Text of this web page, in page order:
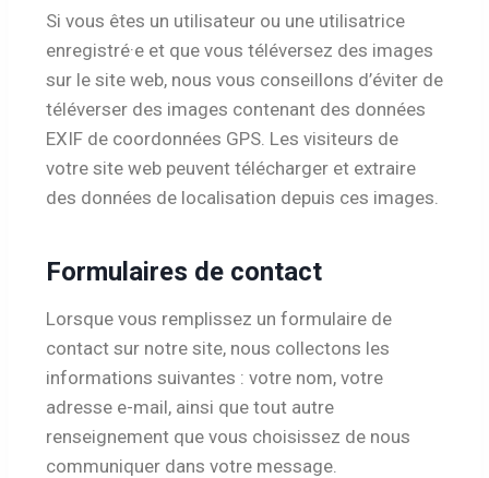
Si vous êtes un utilisateur ou une utilisatrice
enregistré·e et que vous téléversez des images
sur le site web, nous vous conseillons d’éviter de
téléverser des images contenant des données
EXIF de coordonnées GPS. Les visiteurs de
votre site web peuvent télécharger et extraire
des données de localisation depuis ces images.
Formulaires de contact
Lorsque vous remplissez un formulaire de
contact sur notre site, nous collectons les
informations suivantes : votre nom, votre
adresse e-mail, ainsi que tout autre
renseignement que vous choisissez de nous
communiquer dans votre message.